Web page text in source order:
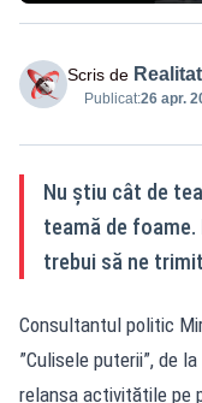
Scris de
Publicat:26 apr.
Nu știu cât de
teamă de
trebui să ne
Consultantul politic
”Culisele puterii”, de
relansa activitățile pe